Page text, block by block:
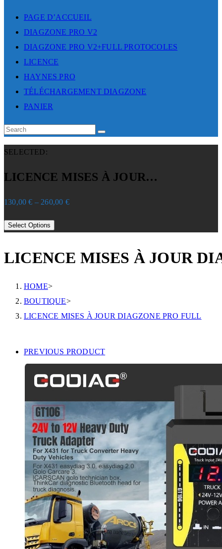
PAGE D’ACCUEIL
DIAGZONE PRO V2
DIAGZONE PRO V2+FULL PROTOCOLES
LICENCE
HAYNES PRO
TÉLÉCHARGEMENT DIAGZONE
PANIER
SELECTED:
LICENCE MISES À JOUR…
130,00€ – 260,00 €
Select Options
LICENCE MISES À JOUR
HOME>
BOUTIQUE>
LICENCE MISES À JOUR DIAGZONE PRO FULL
PREVIOUS PRODUCT